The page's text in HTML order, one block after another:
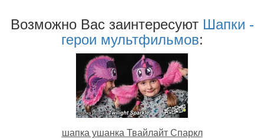
Возможно Ваc заинтересуют Шапки -
герои мультфильмов:
шапка ушанка Твайлайт Спаркл